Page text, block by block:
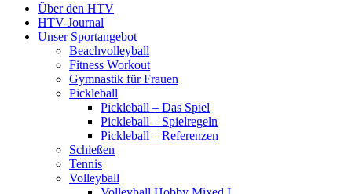
Über den HTV
HTV-Journal
Unser Sportangebot
Beachvolleyball
Fitness Workout
Gymnastik für Frauen
Pickleball
Pickleball – Das Spiel
Pickleball – Spielregeln
Pickleball – Referenzen
Schießen
Tennis
Volleyball